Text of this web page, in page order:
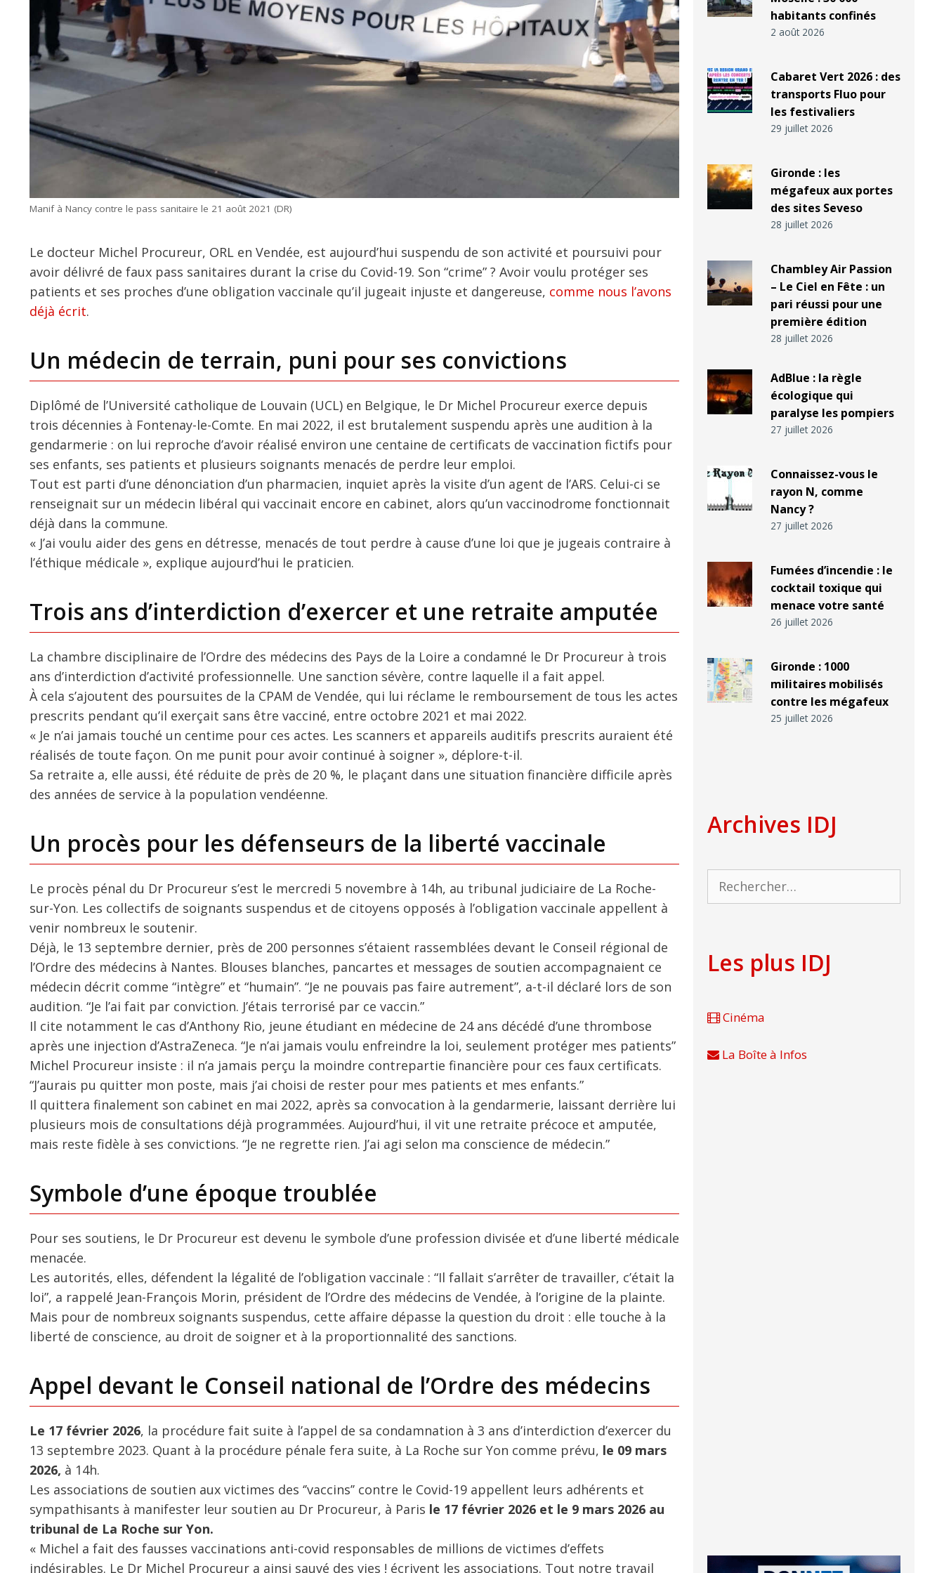
Manif à Nancy contre le pass sanitaire le 21 août 2021 (DR)
Le docteur Michel Procureur, ORL en Vendée, est aujourd’hui suspendu de son activité et poursuivi pour
avoir délivré de faux pass sanitaires durant la crise du Covid-19. Son “crime” ? Avoir voulu protéger ses
patients et ses proches d’une obligation vaccinale qu’il jugeait injuste et dangereuse, comme nous l’avons
déjà écrit.
Un médecin de terrain, puni pour ses convictions
Diplômé de l’Université catholique de Louvain (UCL) en Belgique, le Dr Michel Procureur exerce depuis
trois décennies à Fontenay-le-Comte. En mai 2022, il est brutalement suspendu après une audition à la
gendarmerie : on lui reproche d’avoir réalisé environ une centaine de certificats de vaccination fictifs pour
ses enfants, ses patients et plusieurs soignants menacés de perdre leur emploi.
Tout est parti d’une dénonciation d’un pharmacien, inquiet après la visite d’un agent de l’ARS. Celui-ci se
renseignait sur un médecin libéral qui vaccinait encore en cabinet, alors qu’un vaccinodrome fonctionnait
déjà dans la commune.
« J’ai voulu aider des gens en détresse, menacés de tout perdre à cause d’une loi que je jugeais contraire à
l’éthique médicale », explique aujourd’hui le praticien.
Trois ans d’interdiction d’exercer et une retraite amputée
La chambre disciplinaire de l’Ordre des médecins des Pays de la Loire a condamné le Dr Procureur à trois
ans d’interdiction d’activité professionnelle. Une sanction sévère, contre laquelle il a fait appel.
À cela s’ajoutent des poursuites de la CPAM de Vendée, qui lui réclame le remboursement de tous les actes
prescrits pendant qu’il exerçait sans être vacciné, entre octobre 2021 et mai 2022.
« Je n’ai jamais touché un centime pour ces actes. Les scanners et appareils auditifs prescrits auraient été
réalisés de toute façon. On me punit pour avoir continué à soigner », déplore-t-il.
Sa retraite a, elle aussi, été réduite de près de 20 %, le plaçant dans une situation financière difficile après
des années de service à la population vendéenne.
Un procès pour les défenseurs de la liberté vaccinale
Le procès pénal du Dr Procureur s’est le mercredi 5 novembre à 14h, au tribunal judiciaire de La Roche-
sur-Yon. Les collectifs de soignants suspendus et de citoyens opposés à l’obligation vaccinale appellent à
venir nombreux le soutenir.
Déjà, le 13 septembre dernier, près de 200 personnes s’étaient rassemblées devant le Conseil régional de
l’Ordre des médecins à Nantes. Blouses blanches, pancartes et messages de soutien accompagnaient ce
médecin décrit comme “intègre” et “humain”. “Je ne pouvais pas faire autrement”, a-t-il déclaré lors de son
audition. “Je l’ai fait par conviction. J’étais terrorisé par ce vaccin.”
Il cite notamment le cas d’Anthony Rio, jeune étudiant en médecine de 24 ans décédé d’une thrombose
après une injection d’AstraZeneca. “Je n’ai jamais voulu enfreindre la loi, seulement protéger mes patients”
Michel Procureur insiste : il n’a jamais perçu la moindre contrepartie financière pour ces faux certificats.
“J’aurais pu quitter mon poste, mais j’ai choisi de rester pour mes patients et mes enfants.”
Il quittera finalement son cabinet en mai 2022, après sa convocation à la gendarmerie, laissant derrière lui
plusieurs mois de consultations déjà programmées. Aujourd’hui, il vit une retraite précoce et amputée,
mais reste fidèle à ses convictions. “Je ne regrette rien. J’ai agi selon ma conscience de médecin.”
Symbole d’une époque troublée
Pour ses soutiens, le Dr Procureur est devenu le symbole d’une profession divisée et d’une liberté médicale
menacée.
Les autorités, elles, défendent la légalité de l’obligation vaccinale : “Il fallait s’arrêter de travailler, c’était la
loi”, a rappelé Jean-François Morin, président de l’Ordre des médecins de Vendée, à l’origine de la plainte.
Mais pour de nombreux soignants suspendus, cette affaire dépasse la question du droit : elle touche à la
liberté de conscience, au droit de soigner et à la proportionnalité des sanctions.
Appel devant le Conseil national de l’Ordre des médecins
Le 17 février 2026, la procédure fait suite à l’appel de sa condamnation à 3 ans d’interdiction d’exercer du
13 septembre 2023. Quant à la procédure pénale fera suite, à La Roche sur Yon comme prévu, le 09 mars
2026, à 14h.
Les associations de soutien aux victimes des ‘’vaccins’’ contre le Covid-19 appellent leurs adhérents et
sympathisants à manifester leur soutien au Dr Procureur, à Paris le 17 février 2026 et le 9 mars 2026 au
tribunal de La Roche sur Yon.
« Michel a fait des fausses vaccinations anti-covid responsables de millions de victimes d’effets
indésirables. Le Dr Michel Procureur a ainsi sauvé des vies ! écrivent les associations. Tout notre travail
habitants confinés
2 août 2026
Cabaret Vert 2026 : des
transports Fluo pour
les festivaliers
29 juillet 2026
Gironde : les
mégafeux aux portes
des sites Seveso
28 juillet 2026
Chambley Air Passion
– Le Ciel en Fête : un
pari réussi pour une
première édition
28 juillet 2026
AdBlue : la règle
écologique qui
paralyse les pompiers
27 juillet 2026
Connaissez-vous le
rayon N, comme
Nancy ?
27 juillet 2026
Fumées d’incendie : le
cocktail toxique qui
menace votre santé
26 juillet 2026
Gironde : 1000
militaires mobilisés
contre les mégafeux
25 juillet 2026
Archives IDJ
Rechercher :
Les plus IDJ
Cinéma
La Boîte à Infos